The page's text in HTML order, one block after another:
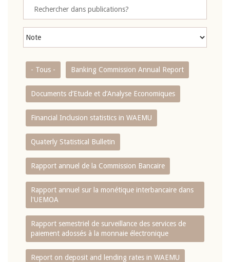
- Tous - Banking Commission Annual Report
Documents d’Etude et d’Analyse Economiques
Financial Inclusion statistics in WAEMU
Quaterly Statistical Bulletin
Rapport annuel de la Commission Bancaire
Rapport annuel sur la monétique interbancaire dans
l'UEMOA
Rapport semestriel de surveillance des services de
paiement adossés à la monnaie électronique
Report on deposit and lending rates in WAEMU